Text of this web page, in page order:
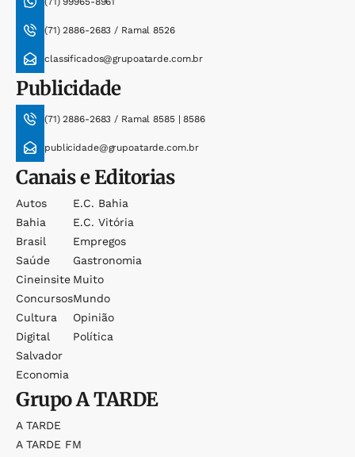
(71) 2886-2683 / Ramal 8526
classificados@grupoatarde.com.br
Publicidade
(71) 2886-2683 / Ramal 8585 | 8586
publicidade@grupoatarde.com.br
Canais e Editorias
Autos
Bahia
Brasil
Saúde
Cineinsite
Concursos
Cultura
Digital
Salvador
Economia
E.c. Bahia
E.c. Vitória
Empregos
Gastronomia
Muito
Mundo
Opinião
Política
GrupoA TARDE
A TARDE
A TARDE FM